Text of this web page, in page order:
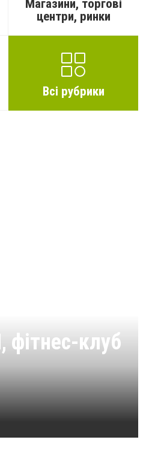
Магазини, торгові
центри, ринки
Всі рубрики
фітнес-клуб